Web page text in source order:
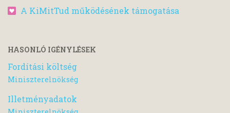
A KiMitTud működésének támogatása
HASONLÓ IGÉNYLÉSEK
Fordítási költség
Miniszterelnökség
Illetményadatok